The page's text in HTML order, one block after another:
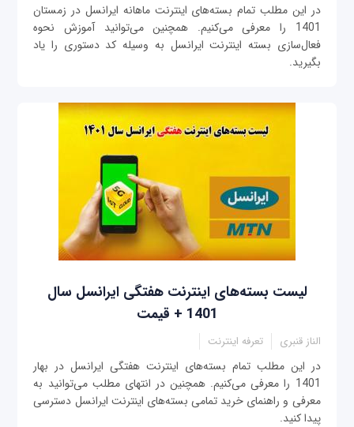
در این مطلب تمام بسته‌های اینترنت ماهانه ایرانسل در زمستان
1401 را معرفی می‌کنیم. همچنین می‌توانید آموزش نحوه
فعال‌سازی بسته اینترنت ایرانسل به وسیله کد دستوری را یاد
بگیرید.
لیست بسته‌های اینترنت هفتگی ایرانسل سال
1401 + قیمت
الناز قنبری تعرفه اینترنت
در این مطلب تمام بسته‌های اینترنت هفتگی ایرانسل در بهار
1401 را معرفی می‌کنیم. همچنین در انتهای مطلب می‌توانید به
معرفی و راهنمای خرید تمامی بسته‌های اینترنت ایرانسل دسترسی
پیدا کنید.